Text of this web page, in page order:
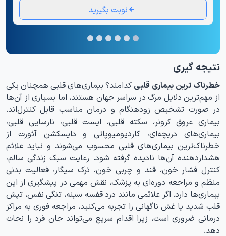
نوبت بگیرید
نتیجه گیری
خطرناک ترین بیماری قلبی کدامند؟ بیماری‌های قلبی همچنان یکی
از مهم‌ترین دلایل مرگ در سراسر جهان هستند، اما بسیاری از آن‌ها
در صورت تشخیص زودهنگام و درمان مناسب قابل کنترل‌اند.
بیماری عروق کرونر، سکته قلبی، ایست قلبی، نارسایی قلبی،
بیماری‌های دریچه‌ای، کاردیومیوپاتی و دایسکشن آئورت از
خطرناک‌ترین بیماری‌های قلبی محسوب می‌شوند و نباید علائم
هشداردهنده آن‌ها نادیده گرفته شود. رعایت سبک زندگی سالم،
کنترل فشار خون، قند و چربی خون، ترک سیگار، فعالیت بدنی
منظم و مراجعه دوره‌ای به پزشک، نقش مهمی در پیشگیری از این
بیماری‌ها دارد. اگر علائمی مانند درد قفسه سینه، تنگی نفس، تپش
قلب شدید یا غش ناگهانی را تجربه می‌کنید، مراجعه فوری به مراکز
درمانی ضروری است، زیرا اقدام سریع می‌تواند جان فرد را نجات
دهد.